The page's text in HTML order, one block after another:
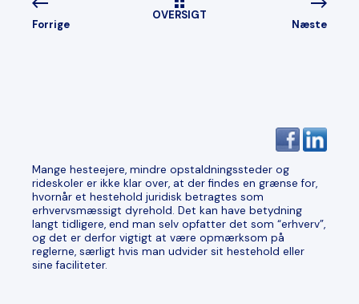
Forrige
OVERSIGT
Næste
Mange hesteejere, mindre opstaldningssteder og
rideskoler er ikke klar over, at der findes en grænse for,
hvornår et hestehold juridisk betragtes som
erhvervsmæssigt dyrehold. Det kan have betydning
langt tidligere, end man selv opfatter det som “erhverv”,
og det er derfor vigtigt at være opmærksom på
reglerne, særligt hvis man udvider sit hestehold eller
sine faciliteter.